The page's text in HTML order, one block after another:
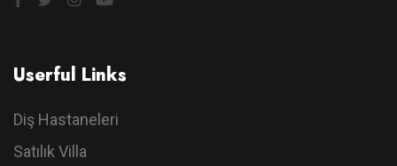
Userful Links
Diş Hastaneleri
Satılık Villa